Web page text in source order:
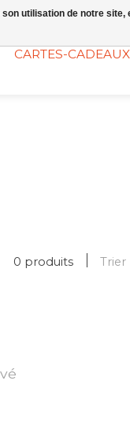
FR
CARTES-CADEAUX
0 produits Trier
utilisation de notre